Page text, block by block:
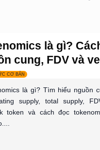
là gì?
cung, FDV và
CƠ BẢN
là gì? Tìm hiểu nguồn
supply, total supply,
token và cách đọc